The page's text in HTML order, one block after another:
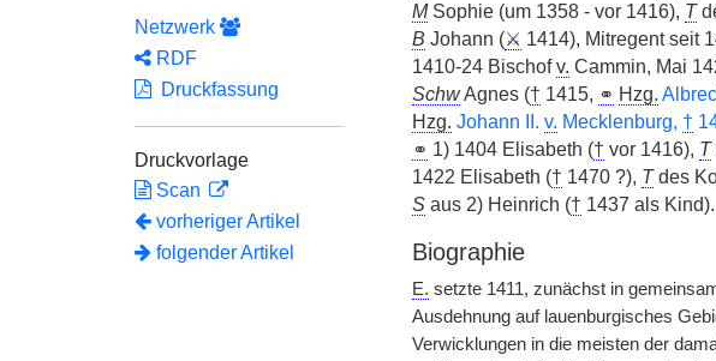
Netzwerk
RDF
Druckfassung
Druckvorlage
Scan
vorheriger Artikel
folgender Artikel
MSophie (um 1358 - vor 1416), T
B Johann (⚔ 1414), Mitregent seit
1410-24 Bischofv. Cammin, Mai
SchwAgnes († 1415, ⚭ Hzg.
Hzg. Johann II. v. Mecklenburg, †
⚭ 1) 1404 Elisabeth († vor 1416), T
1422 Elisabeth († 1470 ?), Tdes
Saus 2) Heinrich († 1437 als Kind).
Biographie
E. setzte 1411, zunächst in
Ausdehnung auf lauenburgisches
Verwicklungen in die meisten der